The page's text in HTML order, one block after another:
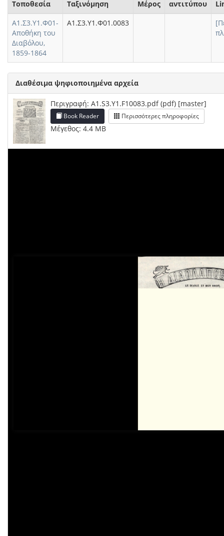
Τοποθεσία Ταξινόμηση
Μέρος
αντιτύπου
Α1.Σ3.Υ1.Φ01-
Αποθήκη του
Διαβόλου,
1859-1864
Α1.Σ3.Υ1.Φ01.0083
Διαθέσιμα ψηφιοποιημένα αρχεία
Περιγραφή: A1.S3.Y1.F10083.pdf (pdf) [master]
Book Reader Περισσότερες πληροφορίες
Μέγεθος: 4.4 MB